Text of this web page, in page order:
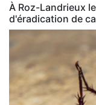
À Roz-Landrieux
d'éradication de